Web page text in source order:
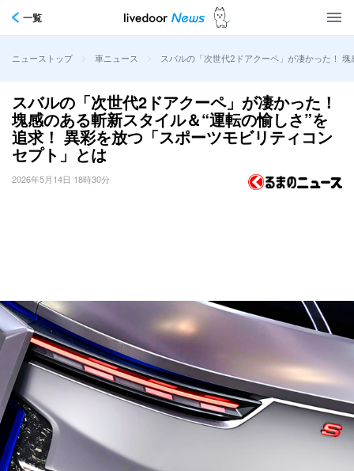
一覧
ニューストップ > 車ニュース > スバルの「次世代2ドアクーペ」が凄かった！
スバルの「次世代2ドアクーペ」が凄かった！
塊感のある斬新スタイル＆“運転の愉しさ”を
追求！ 異彩を放つ「スポーツモビリティコン
セプト」とは
2026年5月14日 18時30分